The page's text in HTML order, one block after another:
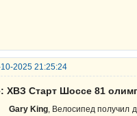
2025 21:25:24
ХВЗ Старт Шоссе 81
Gary King, Велосипед получил